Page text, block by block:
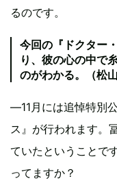
るのです。
今回の『ドクター
り、彼の心の中で
のがわかる。（松山
―11月には追悼特別
ス』が行われます。
ていたということで
ってますか？